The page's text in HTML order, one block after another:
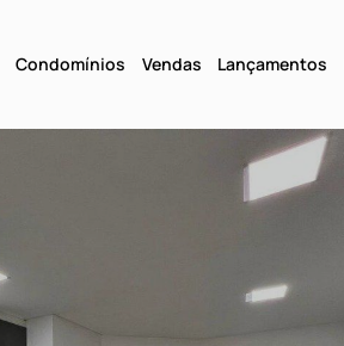
Condomínios Vendas Lançamentos